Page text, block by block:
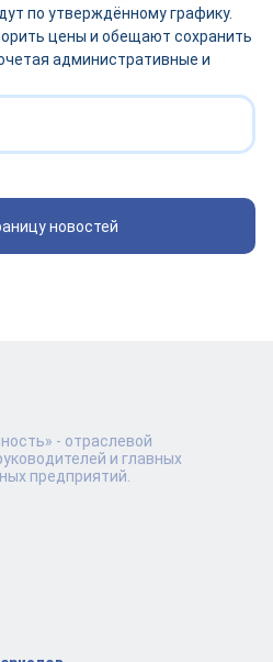
по утверждённому графику.
цены и обещают сохранить
административные и
новостей
- отраслевой
и главных
предприятий.